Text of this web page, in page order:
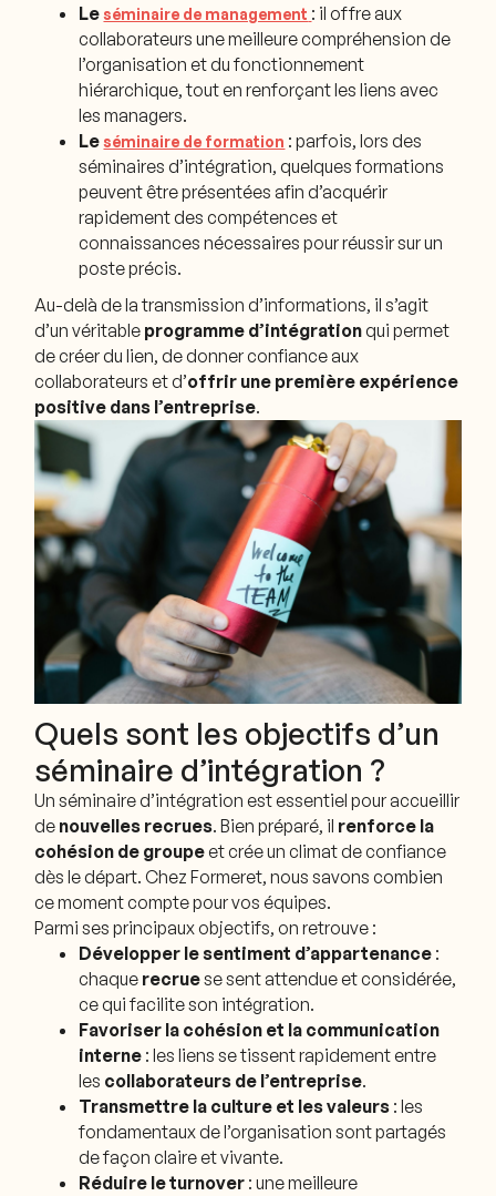
Leséminaire de management : il offre aux
collaborateurs une meilleure compréhension de
l’organisation et du fonctionnement
hiérarchique, tout en renforçant les liens avec
les managers.
Leséminaire de formation : parfois, lors des
séminaires d’intégration, quelques formations
peuvent être présentées afin d’acquérir
rapidement des compétences et
connaissances nécessaires pour réussir sur un
poste précis.
Au-delà de la transmission d’informations, il s’agit
d’un véritable programme d’intégrationqui permet
de créer du lien, de donner confiance aux
collaborateurs et d’offrir une première expérience
positive dans l’entreprise.
Quels sont les objectifs d’un
séminaire d’intégration ?
Un séminaire d’intégration est essentiel pour accueillir
de nouvelles recrues. Bien préparé, il renforce la
cohésion de groupeet crée un climat de confiance
dès le départ. Chez Formeret, nous savons combien
ce moment compte pour vos équipes.
Parmi ses principaux objectifs, on retrouve :
Développer le sentiment d’appartenance :
chaque recruese sent attendue et considérée,
ce qui facilite son intégration.
Favoriser la cohésion et la communication
interne : les liens se tissent rapidement entre
les collaborateurs de l’entreprise.
Transmettre la culture et les valeurs : les
fondamentaux de l’organisation sont partagés
de façon claire et vivante.
Réduire le turnover : une meilleure